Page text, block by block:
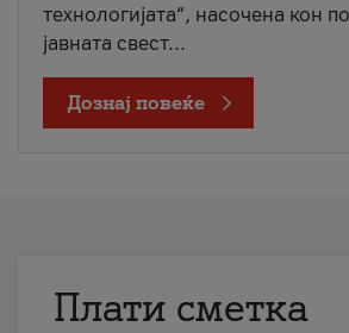
технологијата“, насочена кон
јавната свест...
Дознај повеќе
Плати сметка